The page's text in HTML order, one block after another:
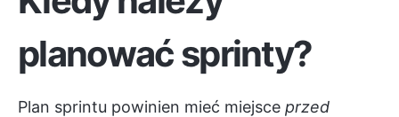
planować sprinty?
Plan sprintu powinien mieć miejsce przed